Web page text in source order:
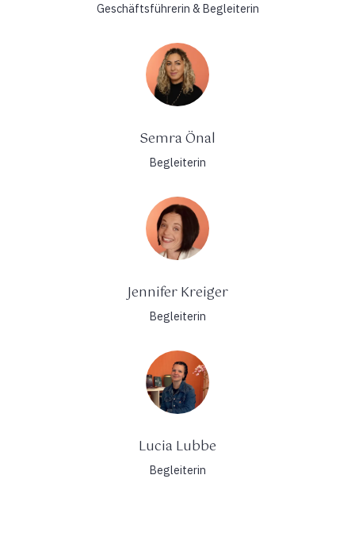
Geschäftsführerin & Begleiterin
Semra Önal
Begleiterin
Jennifer Kreiger
Begleiterin
Lucia Lubbe
Begleiterin